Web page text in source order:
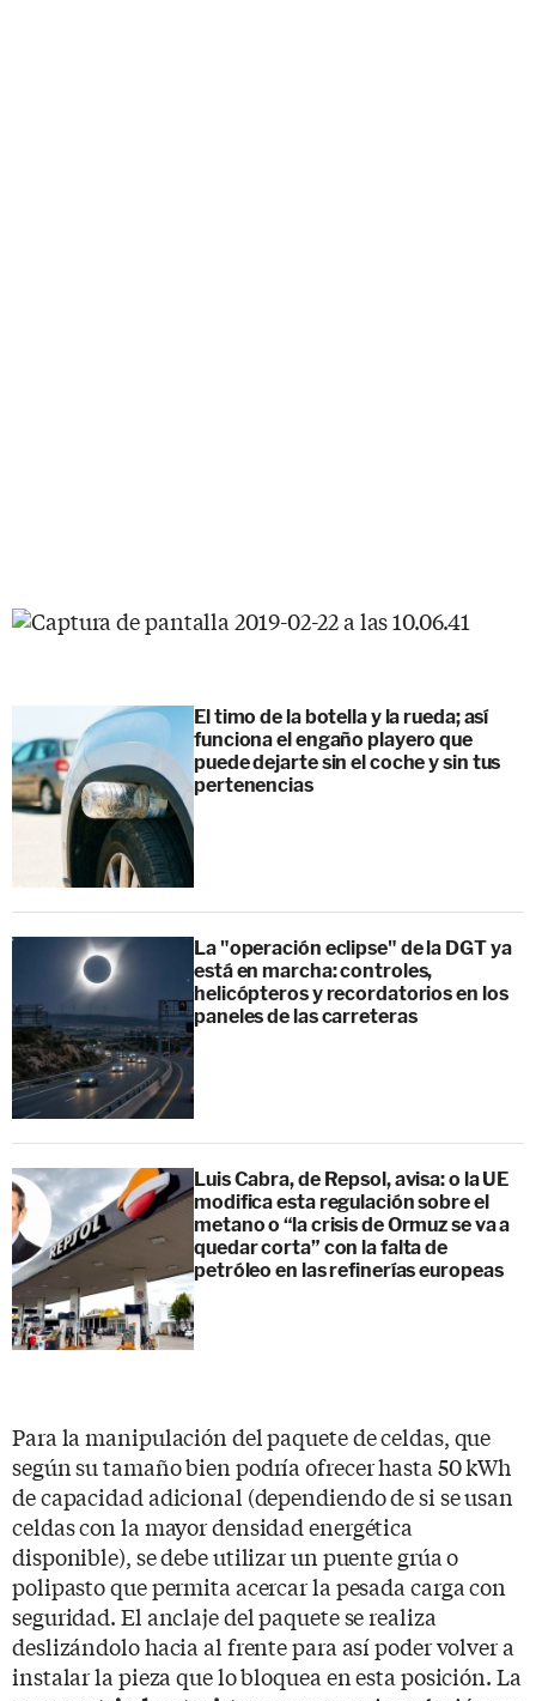
El timo de la botella y la rueda; así
funciona el engaño playero que
puede dejarte sin el coche y sin tus
pertenencias
La "operación eclipse" de la DGT ya
está en marcha: controles,
helicópteros y recordatorios en los
paneles de las carreteras
Luis Cabra, de Repsol, avisa: o la UE
modifica esta regulación sobre el
metano o “la crisis de Ormuz se va a
quedar corta” con la falta de
petróleo en las refinerías europeas
Para la manipulación del paquete de celdas, que
según su tamaño bien podría ofrecer hasta 50 kWh
de capacidad adicional (dependiendo de si se usan
celdas con la mayor densidad energética
disponible), se debe utilizar un puente grúa o
polipasto que permita acercar la pesada carga con
seguridad. El anclaje del paquete se realiza
deslizándolo hacia al frente para así poder volver a
instalar la pieza que lo bloquea en esta posición. La